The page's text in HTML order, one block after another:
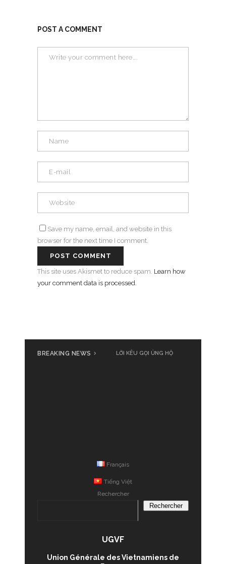
POST A COMMENT
Save my name, email, and website in this
browser for the next time I comment.
This site uses Akismet to reduce spam. Learn how
your comment data is processed.
BREAKING NEWS LỜI KÊU GỌI ỦNG HỘ
Français
Tiếng Việt
Rechercher
Rechercher
UGVF
Union Générale des Vietnamiens de